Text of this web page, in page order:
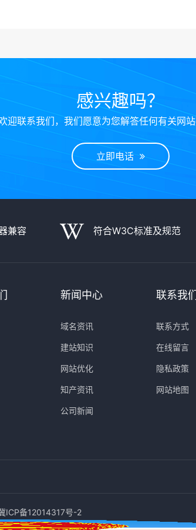
感兴趣吗？
迎联系我们，我们愿意为您解答任何有关网站
立即电话
兼容 符合W3C标准及规范
新闻中心
域名资讯
建站知识
网站优化
知产资讯
公司新闻
联系我们
联系方式
在线留言
隐私政策
网站地图
ICP备12014317号-2